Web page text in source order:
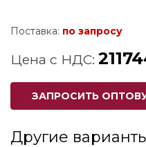
Поставка: по запросу
Цена с НДС:
ЗАПРОСИТЬ
Другие